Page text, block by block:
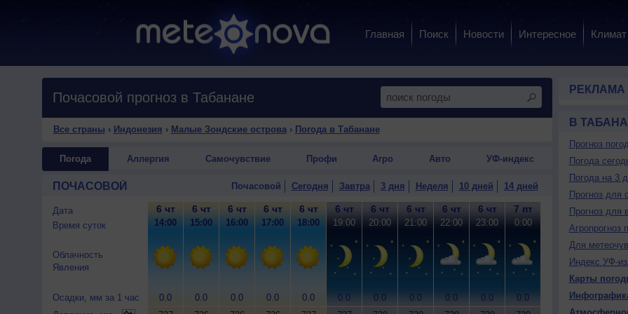
Главная Поиск Новости Интересное Климат
Почасовой прогноз в Табанане
Все страны › Индонезия › Малые Зондские острова› Погода в Табанане
Погода Аллергия Самочувствие Профи Агро Авто УФ-индекс
ПОЧАСОВОЙ Почасовой Сегодня Завтра 3 дня Неделя 10 дней 14 дней
Дата
Время суток
Облачность
Явления
Осадки, мм за 1 час
6 чт
14:00
0.0
6 чт
15:00
0.0
6 чт
16:00
0.0
6 чт
17:00
0.0
6 чт
18:00
0.0
6 чт
19:00
0.0
6 чт
20:00
0.0
6 чт
21:00
0.0
6 чт
22:00
0.0
6 чт
23:00
0.0
7 пт
0:00
0.0
7 пт
0.1
7
РЕКЛАМА
В
Прогноз
Погода
Погода на 3
Прогноз для
Прогноз для
Агропрогноз
Для
Индекс УФ-
Карты